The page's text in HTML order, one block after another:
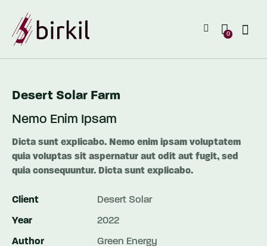
0
Desert Solar Farm
Nemo Enim Ipsam
Dicta sunt explicabo. Nemo enim ipsam voluptatem
quia voluptas sit aspernatur aut odit aut fugit, sed
quia consequuntur. Dicta sunt explicabo.
Client Desert Solar
Year 2022
Author Green Energy